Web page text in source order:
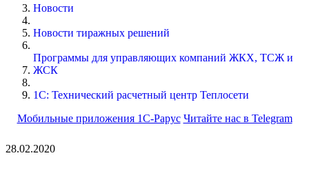
Новости
Новости тиражных решений
Программы для управляющих компаний ЖКХ, ТСЖ и
ЖСК
1С: Технический расчетный центр Теплосети
Мобильные приложения 1С-Рарус Читайте нас в Telegram
28.02.2020